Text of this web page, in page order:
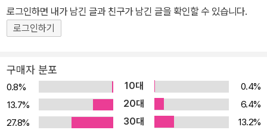
진 신비의 영역에 머물렀던 명상이 세계적 흐름으로 자리 잡은 것이
다. 이제 명상은 거창한 깨달음을 좇는 특별한 사람들의 전유물이 아
니다. 헬스를 해서 복근을 만들 듯 명상을 해서 ‘마음 근육’을 만들면,
『숨쉬듯 가볍게』는 이렇게 우리 삶으로 한 걸음 더 가까이 들어온 명
상에 심리학을 접목한다. 흥미로운 심리학 이론으로 마음에 지도를
그린 뒤, 지도를 따라 여행하듯 ‘진짜 나’와 만나는 길을 명상을 통해
안내하는 것이다. 학문적 이론에 그치지 않고 현실에서 겪는 감정적
로그인하면 내가 남긴 글과 친구가 남긴 글을 확인할 수 있습니다.
로그인하기
구매자 분포
0.8% 10대
0.4%
13.7%
20대
6.4%
27.8%
30대
13.2%